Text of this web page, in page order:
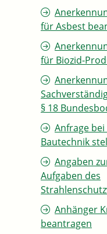
für Asbest
für Biozid-
§ 18
Anfrage
Bautechnik
Angaben
Aufgaben des
Anhänger
beantragen